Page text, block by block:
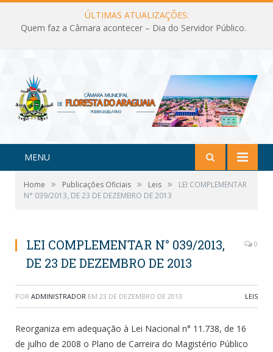
ÚLTIMAS ATUALIZAÇÕES:
Quem faz a Câmara acontecer – Dia do Servidor Público.
MENU
Home » Publicações Oficiais » Leis »
LEI COMPLEMENTAR
N° 039/2013, DE 23 DE DEZEMBRO DE 2013
LEI COMPLEMENTAR N° 039/2013,
DE 23 DE DEZEMBRO DE 2013
0
POR ADMINISTRADOR EM 23 DE DEZEMBRO DE 2013 LEIS
Reorganiza em adequação à Lei Nacional n° 11.738, de 16
de julho de 2008 o Plano de Carreira do Magistério Público